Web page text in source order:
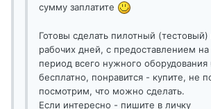
сумму заплатите
Готовы сделать пилотный (тестовый)
рабочих дней, с предоставлением
период всего нужного оборудования
бесплатно, понравится - купите, не
посмотрим, что можно сделать.
Если интересно - пишите в личку